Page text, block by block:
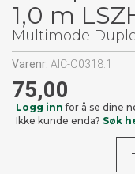
1,0 m
Multimode
Varenr: AIC-O0318.1
75,00
Logg inn for å se dine
Ikke kunde enda? Søk